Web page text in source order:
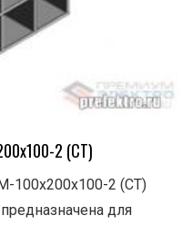
2 (СТ)
100х200х100-2 (СТ)
для